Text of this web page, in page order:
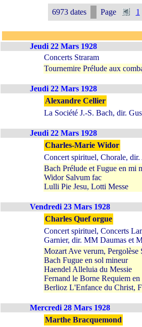
6973 dates Page 1
Jeudi 22 Mars 1928
Concerts Straram
Tournemire Prélude aux
Jeudi 22 Mars 1928
Alexandre Cellier
La Société J.-S. Bach, dir.
Jeudi 22 Mars 1928
Charles-Marie Widor
Concert spirituel, Chorale,
Bach Prélude et Fugue en mi
Widor Salvum fac
Lulli Pie Jesu, Lotti Messe
Vendredi 23 Mars 1928
Charles Quef orgue
Concert spirituel, Concerts
Garnier, dir. MM Daumas et
Mozart Ave verum, Pergolèse
Bach Fugue en sol mineur
Haendel Alleluia du Messie
Fernand le Borne Requiem
Berlioz L'Enfance du Christ,
Mercredi 28 Mars 1928
Marthe Bracquemond